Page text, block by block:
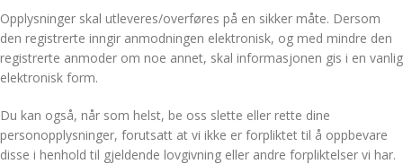
Opplysninger skal utleveres/overføres på en sikker måte. Dersom
den registrerte inngir anmodningen elektronisk, og med mindre den
registrerte anmoder om noe annet, skal informasjonen gis i en vanlig
elektronisk form.
Du kan også, når som helst, be oss slette eller rette dine
personopplysninger, forutsatt at vi ikke er forpliktet til å oppbevare
disse i henhold til gjeldende lovgivning eller andre forpliktelser vi har.